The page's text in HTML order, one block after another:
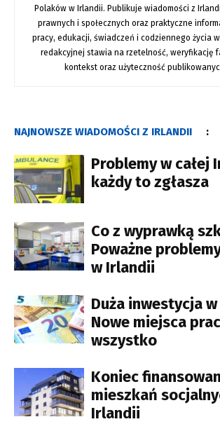
Polaków w Irlandii. Publikuje wiadomości z
prawnych i społecznych oraz praktyczne
pracy, edukacji, świadczeń i codziennego życia
redakcyjnej stawia na rzetelność, weryfikację
kontekst oraz użyteczność
NAJNOWSZE WIADOMOŚCI Z IRLANDII :
Problemy w całej
każdy to zgłasza
Co z wyprawką
Poważne
w Irlandii
Duża inwestycja
Nowe miejsca
wszystko
Koniec
mieszkań
Irlandii